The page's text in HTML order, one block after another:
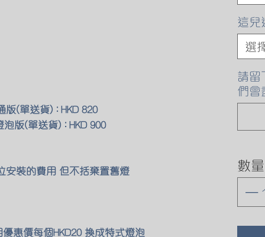
版(單送貨) : HKD 820
版(單送貨) : HKD 900
安裝的費用 但不括棄置舊燈
惠價每個HKD20 換成特式燈泡
這兒
選
請留
們會
數量